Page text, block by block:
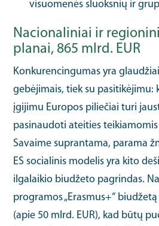
visuomenės sluoksnių ir
Nacionaliniai ir
planai, 865 mlrd. EUR
Konkurencingumas yra
gebėjimais, tiek su pasitikėjimu:
įgijimu Europos piliečiai turi
pasinaudoti ateities
Savaime suprantama, parama
ES socialinis modelis yra kito
ilgalaikio biudžeto pagrindas.
programos „Erasmus+“
(apie 50 mlrd. EUR), kad būtų